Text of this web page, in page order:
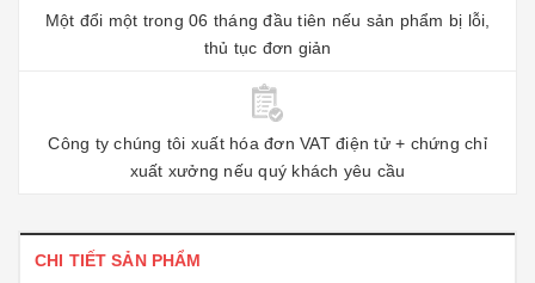
Một đổi một trong 06 tháng đầu tiên nếu sản phẩm bị lỗi,
thủ tục đơn giản
Công ty chúng tôi xuất hóa đơn VAT điện tử + chứng chỉ
xuất xưởng nếu quý khách yêu cầu
CHI TIẾT SẢN PHẨM